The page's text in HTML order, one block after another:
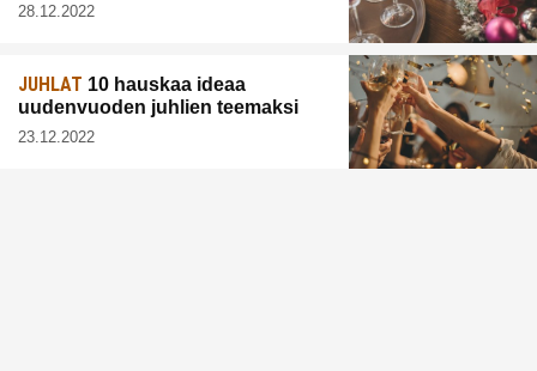
28.12.2022
JUHLAT 10 hauskaa ideaa
uudenvuoden juhlien teemaksi
23.12.2022